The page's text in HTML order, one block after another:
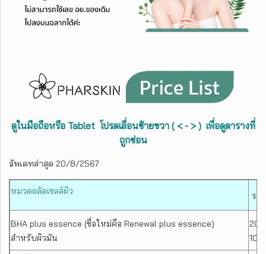
ดูในมือถือหรือ Tablet โปรดเลื่อนซ้ายขวา ( < - > ) เพื่อดูตารางที่
ถูกซ่อน
อัพเดทล่าสุด 20/8/2567
หมวดผลัดเซลล์ผิว รา
BHA plus essence (ชื่อใหม่คือ Renewal plus essence)
สำหรับผิวมัน
20
100